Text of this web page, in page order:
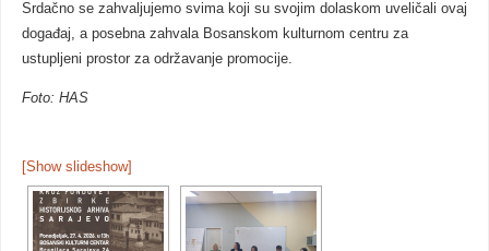
Srdačno se zahvaljujemo svima koji su svojim dolaskom uveličali ovaj
događaj, a posebna zahvala Bosanskom kulturnom centru za
ustupljeni prostor za održavanje promocije.
Foto: HAS
[Show slideshow]